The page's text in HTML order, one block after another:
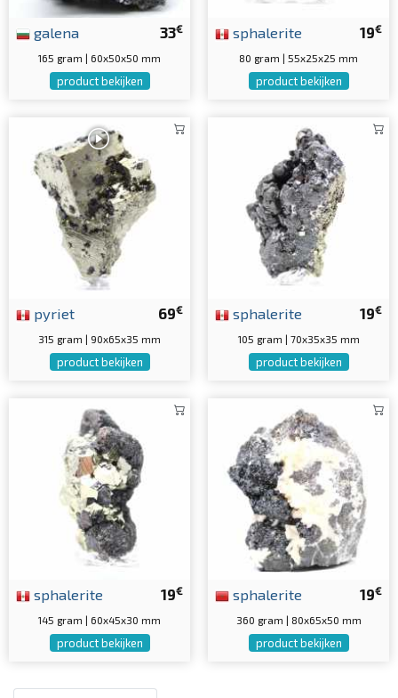
33€
galena
165 gram | 60x50x50 mm
product bekijken
19€
sphalerite
80 gram | 55x25x25 mm
product bekijken
69€
pyriet
315 gram | 90x65x35 mm
product bekijken
19€
sphalerite
105 gram | 70x35x35 mm
product bekijken
19€
sphalerite
145 gram | 60x45x30 mm
product bekijken
19€
sphalerite
360 gram | 80x65x50 mm
product bekijken